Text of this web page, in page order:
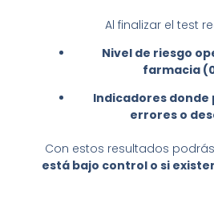
Al finalizar el test
Nivel de riesgo
farmacia
Indicadores donde
errores o
Con estos resultados
está bajo control o si